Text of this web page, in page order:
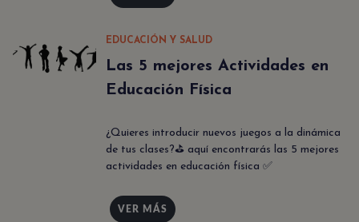
EDUCACIÓN Y SALUD
Las 5 mejores Actividades en
Educación Física
¿Quieres introducir nuevos juegos a la dinámica
de tus clases?⛳ aquí encontrarás las 5 mejores
actividades en educación física ✅
VER MÁS